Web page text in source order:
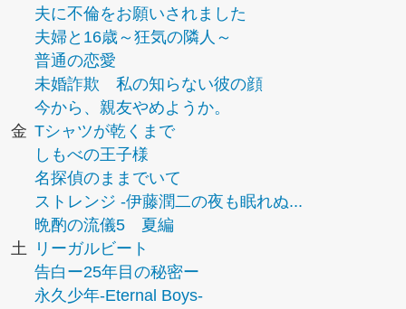
夫に不倫をお願いされました
夫婦と16歳～狂気の隣人～
普通の恋愛
未婚詐欺 私の知らない彼の顔
今から、親友やめようか。
金 Tシャツが乾くまで
しもべの王子様
名探偵のままでいて
ストレンジ -伊藤潤二の夜も眠れぬ...
晩酌の流儀5 夏編
土
リーガルビート
告白ー25年目の秘密ー
永久少年-Eternal Boys-